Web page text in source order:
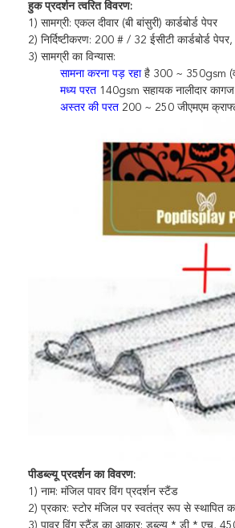
हुक प्रदर्शन त्वरित विवरण:
1) सामग्री: एकल दीवार (बी बांसुरी) कार्डबोर्ड पेपर
2) निर्दिष्टीकरण: 200 # / 32 ईसीटी कार्डबोर्ड पेपर,
3) सामग्री का विन्यास:
सामना करना पड़ रहाहै 300 ~ 350gsm
मध्य परत 140gsm सहायक नालीदार
अस्तर की परत 200 ~ 250 जीएमएम
पीडब्ल्यू प्रदर्शन का विवरण:
1) नाम: मंजिल पावर विंग प्रदर्शन स्टैंड
2) प्रकार: स्टोर मंजिल पर स्वतंत्र रूप से स्थापित
3) पावर विंग स्टैंड का आकार: डब्ल्यू * डी * एच,